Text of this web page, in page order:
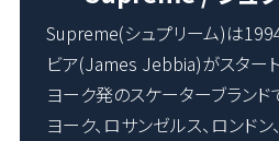
Supreme(シュプリーム)は
ビア(James Jebbia)がスタート
ヨーク発のスケーターブランド
ヨーク、ロサンゼルス、ロンドン